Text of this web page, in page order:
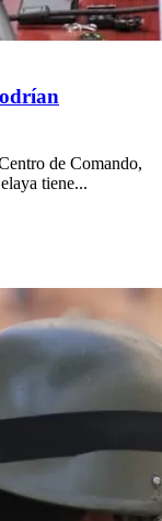
de Comando,
tiene...